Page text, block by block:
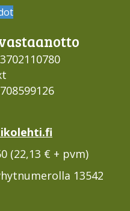
(22,13 € + pvm)
13542